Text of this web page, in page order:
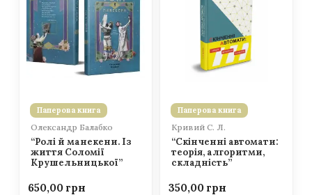
Паперова книга
Олександр Балабко
“Ролі й манекени. Із
життя Соломії
Крушельницької”
650,00
Паперова книга
Кривий С. Л.
“Скінченні автомати:
теорія, алгоритми,
складність”
350,00